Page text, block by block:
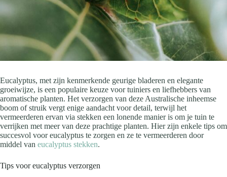
Eucalyptus, met zijn kenmerkende geurige bladeren en elegante
groeiwijze, is een populaire keuze voor tuiniers en liefhebbers van
aromatische planten. Het verzorgen van deze Australische inheemse
boom of struik vergt enige aandacht voor detail, terwijl het
vermeerderen ervan via stekken een lonende manier is om je tuin te
verrijken met meer van deze prachtige planten. Hier zijn enkele tips om
succesvol voor eucalyptus te zorgen en ze te vermeerderen door
middel van eucalyptus stekken.
Tips voor eucalyptus verzorgen